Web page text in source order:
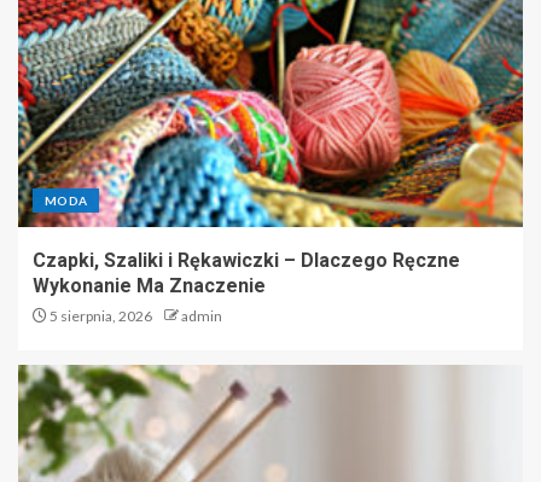
MODA
Czapki, Szaliki i Rękawiczki – Dlaczego Ręczne
Wykonanie Ma Znaczenie
5 sierpnia, 2026 admin